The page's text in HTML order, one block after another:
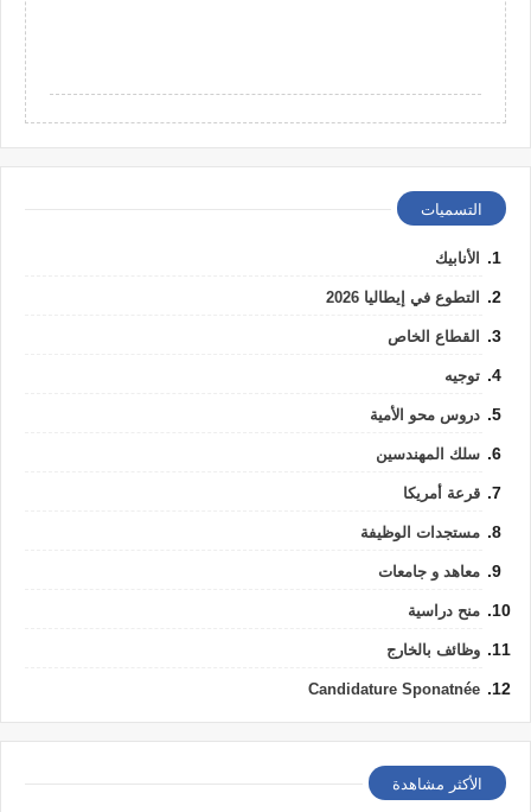
التسميات
الأنابيك
التطوع في إيطاليا 2026
القطاع الخاص
توجيه
دروس محو الأمية
سلك المهندسين
قرعة أمريكا
مستجدات الوظيفة
معاهد و جامعات
منح دراسية
وظائف بالخارج
Candidature Sponatnée
الأكثر مشاهدة